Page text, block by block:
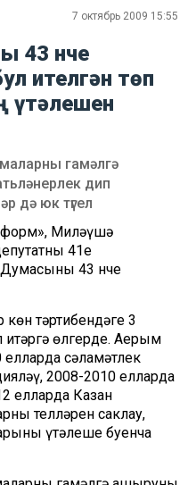
7 октябрь 2009 15:55
43 нче
ителгән төп
үтәлешен
гамәлгә
дип
дә юк түгел
Миләүшә
41е
43 нче
көн тәртибендәге 3
итәргә өлгерде. Аерым
сәламәтлек
2008-2010 елларда
елларда Казан
телләрен саклау,
үтәлеше буенча